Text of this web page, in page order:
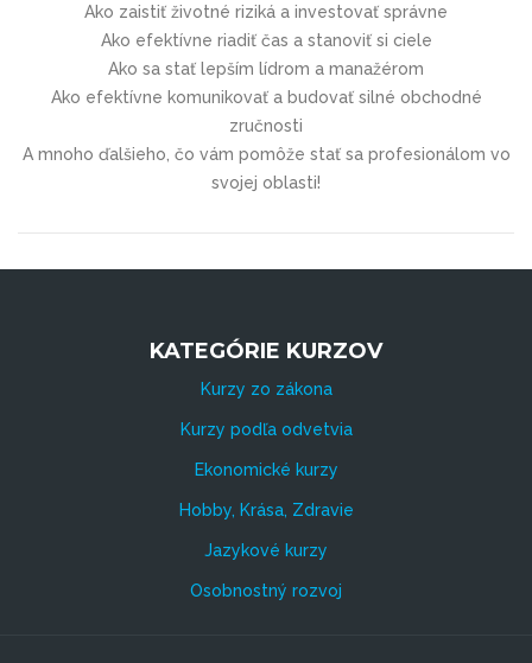
Ako zaistiť životné riziká a investovať správne
Ako efektívne riadiť čas a stanoviť si ciele
Ako sa stať lepším lídrom a manažérom
Ako efektívne komunikovať a budovať silné obchodné
zručnosti
A mnoho ďalšieho, čo vám pomôže stať sa profesionálom vo
svojej oblasti!
KATEGÓRIE KURZOV
Kurzy zo zákona
Kurzy podľa odvetvia
Ekonomické kurzy
Hobby, Krása, Zdravie
Jazykové kurzy
Osobnostný rozvoj